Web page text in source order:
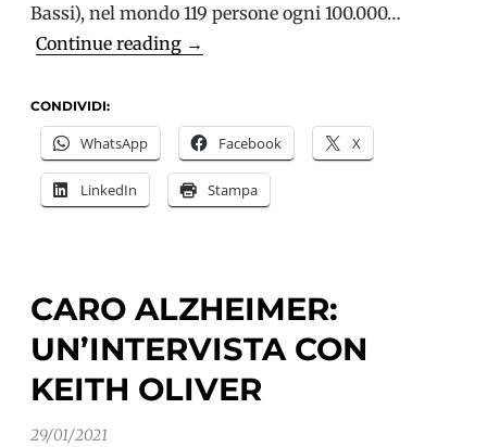
Bassi), nel mondo 119 persone ogni 100.000…
Continue reading Demenza
precoce:
3,9
milioni
mondo
→
CONDIVIDI:
WhatsApp Facebook X
LinkedIn Stampa
CARO ALZHEIMER:
UN’INTERVISTA CON
KEITH OLIVER
29/01/2021